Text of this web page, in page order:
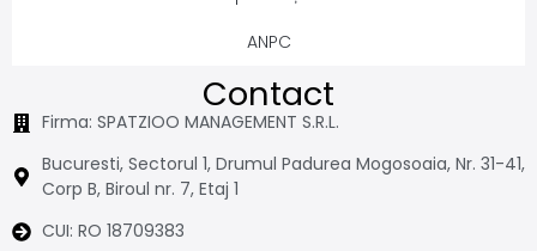
ANPC
Contact
Firma: SPATZIOO MANAGEMENT S.R.L.
Bucuresti, Sectorul 1, Drumul Padurea Mogosoaia, Nr. 31-41,
Corp B, Biroul nr. 7, Etaj 1
CUI: RO 18709383